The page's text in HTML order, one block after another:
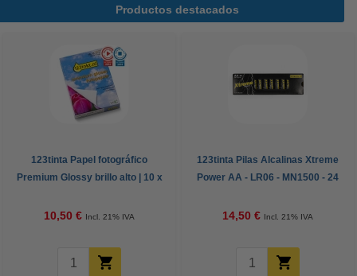
Productos destacados
123tinta Papel fotográfico
Premium Glossy brillo alto | 10 x
10,50 € Incl. 21% IVA
123tinta Pilas Alcalinas Xtreme
Power AA - LR06 - MN1500 - 24
14,50 € Incl. 21% IVA